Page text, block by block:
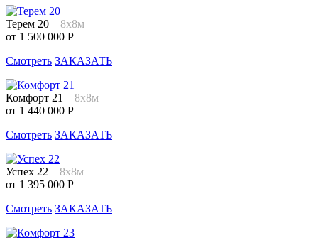
Терем 20 8х8м
от 1 500 000 Р
Смотреть ЗАКАЗАТЬ
Комфорт 21 8х8м
от 1 440 000 Р
Смотреть ЗАКАЗАТЬ
Успех 22 8х8м
от 1 395 000 Р
Смотреть ЗАКАЗАТЬ